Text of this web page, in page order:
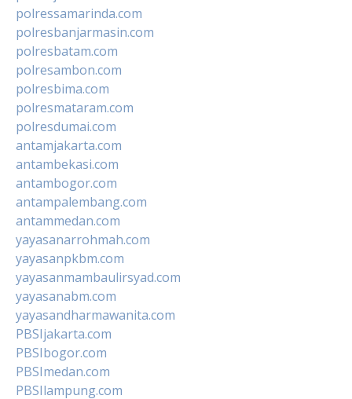
polressamarinda.com
polresbanjarmasin.com
polresbatam.com
polresambon.com
polresbima.com
polresmataram.com
polresdumai.com
antamjakarta.com
antambekasi.com
antambogor.com
antampalembang.com
antammedan.com
yayasanarrohmah.com
yayasanpkbm.com
yayasanmambaulirsyad.com
yayasanabm.com
yayasandharmawanita.com
PBSIjakarta.com
PBSIbogor.com
PBSImedan.com
PBSIlampung.com